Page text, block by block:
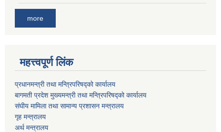
more
महत्त्वपूर्ण लिंक
प्रधानमन्त्री तथा मन्त्रिपरिषद्को कार्यालय
बागमती प्रदेश मुख्यमन्त्री तथा मन्त्रिपरिषद्को कार्यालय
संघीय मामिला तथा सामान्य प्रशासन मन्त्रालय
गृह मन्त्रालय
अर्थ मन्त्रालय